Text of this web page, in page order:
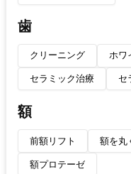
歯
クリーニング ホワ
セラミック治療 セ
額
前額リフト 額を丸
額プロテーゼ